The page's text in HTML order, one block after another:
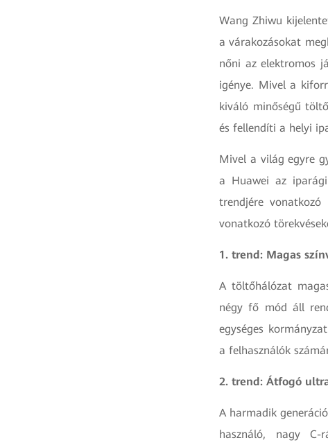
Wang Zhiwu
a várakozásokat
nőni az elektromos
igénye. Mivel a
kiváló minőségű
és fellendíti a helyi
Mivel a világ egyre
a Huawei az
trendjére
vonatkozó
1. trend: Magas
A töltőhálózat
négy fő mód áll
egységes
a felhasználók
2. trend: Átfogó
A harmadik
használó, nagy C-